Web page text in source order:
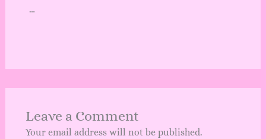
…
Leave a Comment
Your email address will not be published.